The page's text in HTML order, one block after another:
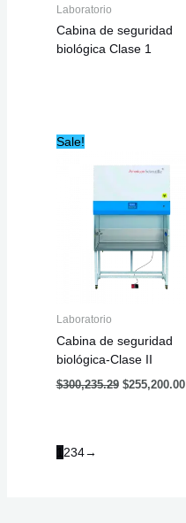
Laboratorio
Cabina de seguridad
biológica Clase 1
Sale!
Laboratorio
Cabina de seguridad
biológica-Clase II
$300,235.29
was:
$255,200.00
234→